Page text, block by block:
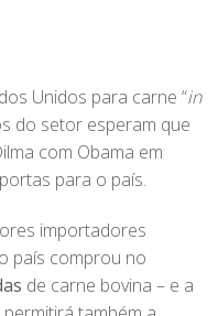
Unidos para carne “in
do setor esperam que
com Obama em
para o país.
importadores
país comprou no
de carne bovina – e a